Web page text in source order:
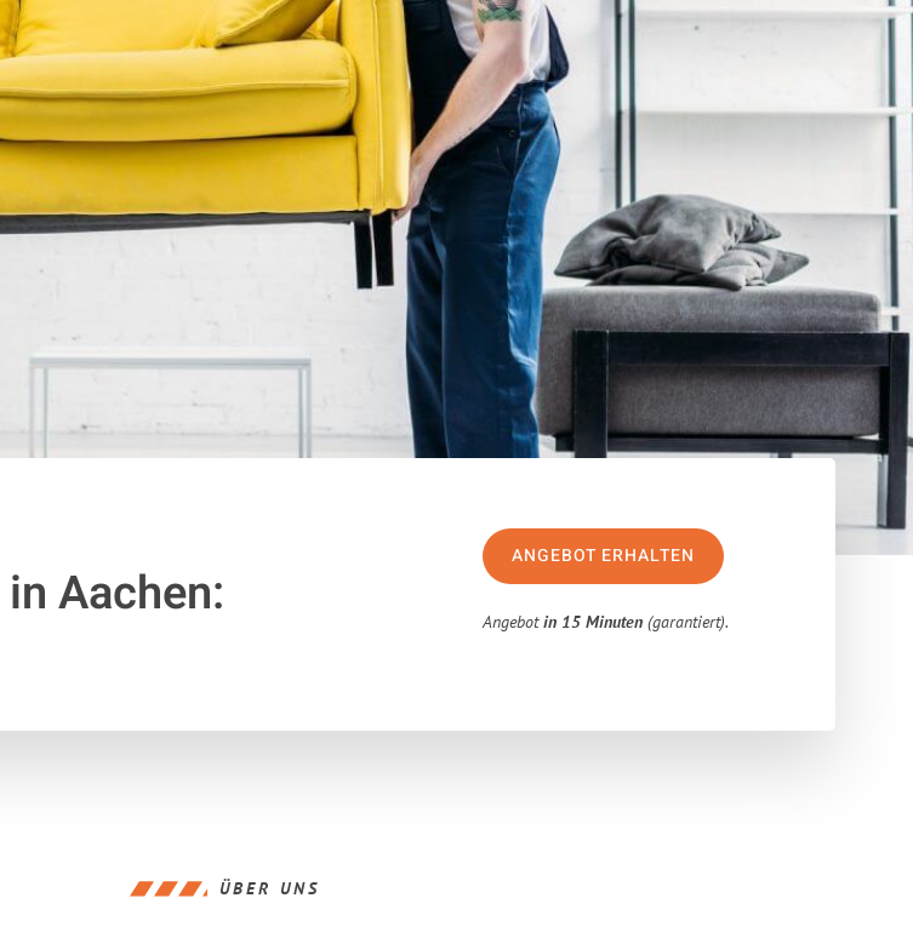
in Aachen:
ANGEBOT ERHALTEN
Angebotin 15 Minuten (garantiert).
ÜBER UNS